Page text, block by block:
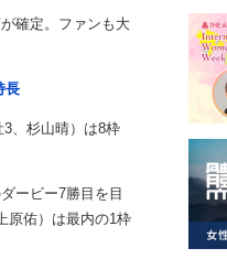
確定。ファンも大
長
、杉山晴）は8枠
ービー7勝目を目
原佑）は最内の1枠